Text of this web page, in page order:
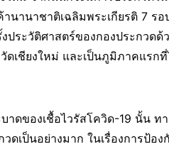
านาชาติเฉลิมพระเกียรติ 7 ร
ประวัติศาสตร์ของกองประกวด
ดเชียงใหม่ และเป็นภูมิภาคแรก
ดของเชื้อไวรัสโควิด-19 นั้น ท
ดเป็นอย่างมาก ในเรื่องการป้อ